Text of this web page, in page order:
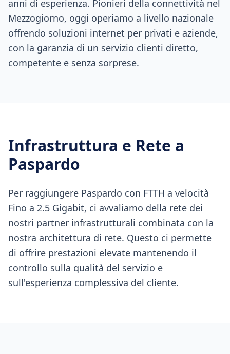
anni di esperienza. Pionieri della connettività nel
Mezzogiorno, oggi operiamo a livello nazionale
offrendo soluzioni internet per privati e aziende,
con la garanzia di un servizio clienti diretto,
competente e senza sorprese.
Infrastruttura e Rete a
Paspardo
Per raggiungere Paspardo con FTTH a velocità
Fino a 2.5 Gigabit, ci avvaliamo della rete dei
nostri partner infrastrutturali combinata con la
nostra architettura di rete. Questo ci permette
di offrire prestazioni elevate mantenendo il
controllo sulla qualità del servizio e
sull'esperienza complessiva del cliente.